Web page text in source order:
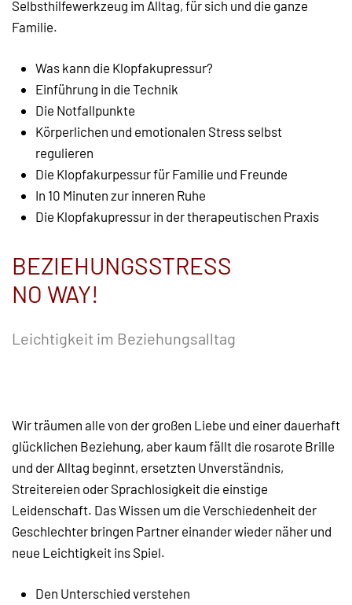
Selbsthilfewerkzeug im Alltag, für sich und die ganze
Familie.
Was kann die Klopfakupressur?
Einführung in die Technik
Die Notfallpunkte
Körperlichen und emotionalen Stress selbst
regulieren
Die Klopfakurpessur für Familie und Freunde
In 10 Minuten zur inneren Ruhe
Die Klopfakupressur in der therapeutischen Praxis
BEZIEHUNGSSTRESS
NO WAY!
Leichtigkeit im Beziehungsalltag
Wir träumen alle von der großen Liebe und einer dauerhaft
glücklichen Beziehung, aber kaum fällt die rosarote Brille
und der Alltag beginnt, ersetzten Unverständnis,
Streitereien oder Sprachlosigkeit die einstige
Leidenschaft. Das Wissen um die Verschiedenheit der
Geschlechter bringen Partner einander wieder näher und
neue Leichtigkeit ins Spiel.
Den Unterschied verstehen